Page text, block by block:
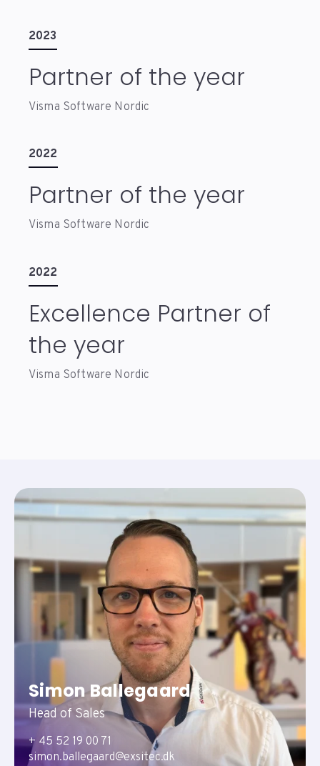
2023
Partner of the year
Visma Software Nordic
2022
Partner of the year
Visma Software Nordic
2022
Excellence Partner of
the year
Visma Software Nordic
Simon Ballegaard
Head of Sales
+ 45 52 19 00 71
simon.ballegaard@exsitec.dk